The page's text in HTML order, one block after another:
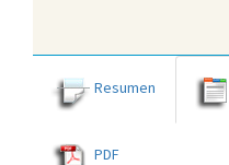
Resumen
PDF